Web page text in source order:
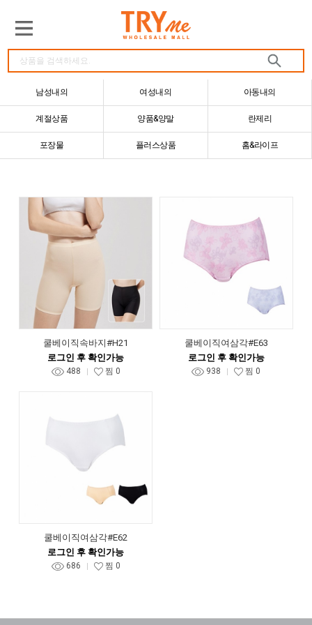
남성내의 여성내의 아동내의
계절상품 양품&양말 란제리
포장물 플러스상품 홈&라이프
쿨베이직속바지#H21
로그인 후 확인가능
488 찜 0
쿨베이직여삼각#E63
로그인 후 확인가능
938 찜 0
쿨베이직여삼각#E62
로그인 후 확인가능
686 찜 0